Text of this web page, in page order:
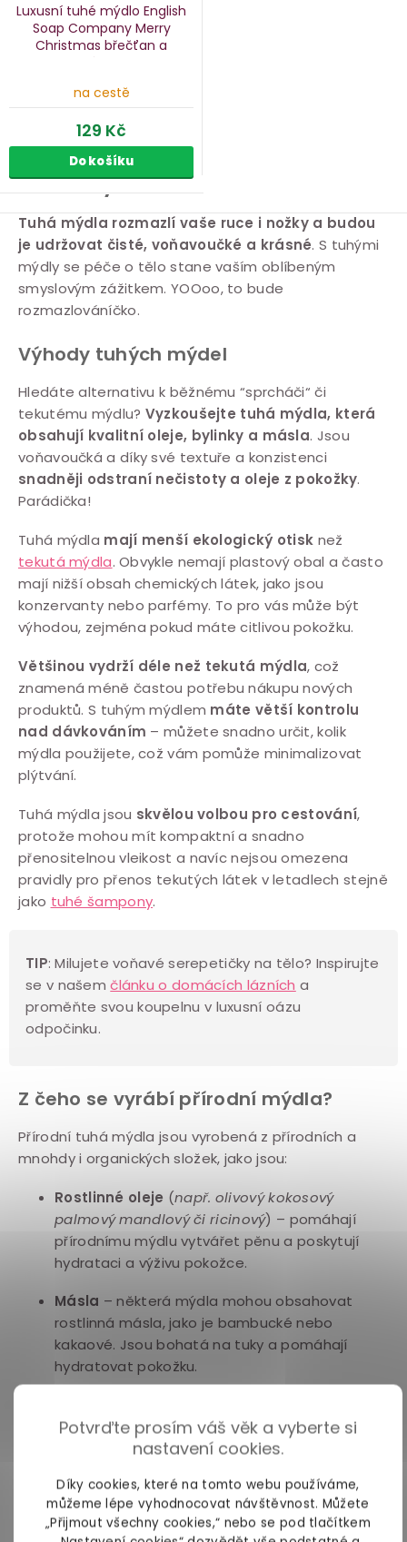
Potvrďte prosím váš věk a vyberte si
nastavení cookies.
Díky cookies, které na tomto webu používáme,
můžeme lépe vyhodnocovat návštěvnost. Můžete
„Přijmout všechny cookies,“ nebo se pod tlačítkem
Luxusní tuhé mýdlo English
Soap Company Merry
Christmas břečťan a
cesmína, 190 g
na cestě
129 Kč
Do košíku
Tuhá mýdla
Tuhá mýdla rozmazlí vaše ruce i nožky a budou
je udržovat čisté, voňavoučké a krásné. S tuhými
mýdly se péče o tělo stane vaším oblíbeným
smyslovým zážitkem. YOOoo, to bude
rozmazlováníčko.
Výhody tuhých mýdel
Hledáte alternativu k běžnému “sprcháči“ či
tekutému mýdlu? Vyzkoušejte tuhá mýdla, která
obsahují kvalitní oleje, bylinky a másla. Jsou
voňavoučká a díky své textuře a konzistenci
snadněji odstraní nečistoty a oleje z pokožky.
Parádička!
Tuhá mýdla mají menší ekologický otisk než
tekutá mýdla. Obvykle nemají plastový obal a často
mají nižší obsah chemických látek, jako jsou
konzervanty nebo parfémy. To pro vás může být
výhodou, zejména pokud máte citlivou pokožku.
Většinou vydrží déle než tekutá mýdla, což
znamená méně častou potřebu nákupu nových
produktů. S tuhým mýdlem máte větší kontrolu
nad dávkováním – můžete snadno určit, kolik
mýdla použijete, což vám pomůže minimalizovat
plýtvání.
Tuhá mýdla jsou skvělou volbou pro cestování,
protože mohou mít kompaktní a snadno
přenositelnou vleikost a navíc nejsou omezena
pravidly pro přenos tekutých látek v letadlech stejně
jako tuhé šampony.
TIP: Milujete voňavé serepetičky na tělo? Inspirujte
se v našemčlánku o domácích lázních a
proměňte svou koupelnu v luxusní oázu
odpočinku.
Z čeho se vyrábí přírodní mýdla?
Přírodní tuhá mýdla jsou vyrobená z přírodních a
mnohdy i organických složek, jako jsou:
Rostlinné oleje (např. olivový kokosový
palmový mandlový či ricinový) – pomáhají
přírodnímu mýdlu vytvářet pěnu a poskytují
hydrataci a výživu pokožce.
Másla – některá mýdla mohou obsahovat
rostlinná másla, jako je bambucké nebo
kakaové. Jsou bohatá na tuky a pomáhají
hydratovat pokožku.
levandule, citronu, máty nebo tea tree) –
navoní mýdlo a mohou mít aromaterapeutický
Byliny a extrakty– některá přírodní mýdla
obsahují byliny, květiny a extrakty z rostlin,